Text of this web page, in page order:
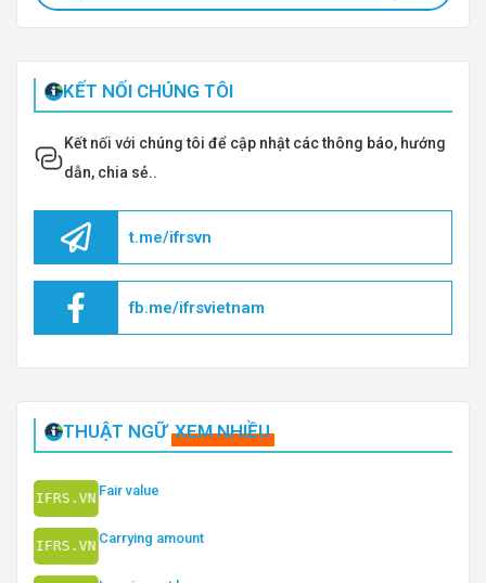
KẾT NỐI CHÚNG TÔI
Kết nối với chúng tôi để cập nhật các thông báo, hướng
dẫn, chia sẻ..
t.me/ifrsvn
fb.me/ifrsvietnam
THUẬT NGỮ XEM NHIỀU
Fair value
Carrying amount